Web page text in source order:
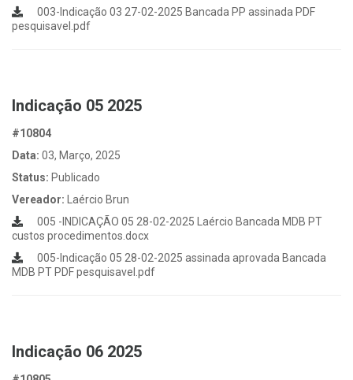
003-Indicação 03 27-02-2025 Bancada PP assinada PDF
pesquisavel.pdf
Indicação 05 2025
#10804
Data: 03, Março, 2025
Status: Publicado
Vereador:
Laércio Brun
005 -INDICAÇÃO 05 28-02-2025 Laércio Bancada MDB PT
custos procedimentos.docx
005-Indicação 05 28-02-2025 assinada aprovada Bancada
MDB PT PDF pesquisavel.pdf
Indicação 06 2025